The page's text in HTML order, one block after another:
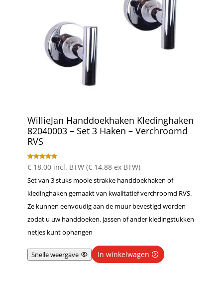
WillieJan Handdoekhaken Kledinghaken
82040003 – Set 3 Haken – Verchroomd
RVS
Gewaardeer
d
uit 5
€18.00 incl. BTW (€14.88ex BTW)
Set van 3 stuks mooie strakke handdoekhaken of
kledinghaken gemaakt van kwalitatief verchroomd RVS.
Ze kunnen eenvoudig aan de muur bevestigd worden
zodat u uw handdoeken, jassen of ander kledingstukken
netjes kunt ophangen
Snelle weergave In winkelwagen